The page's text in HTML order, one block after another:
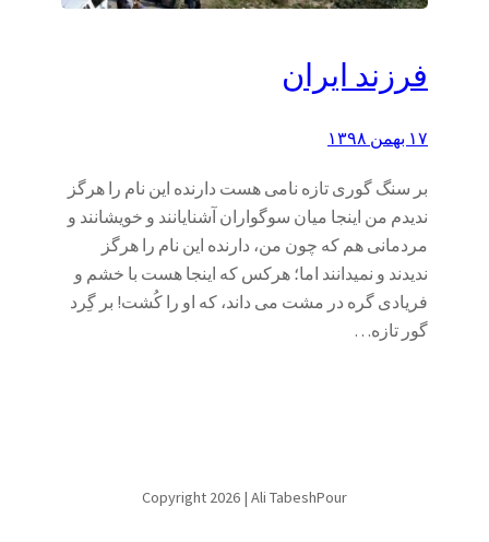
فرزند ایران
۱۷ بهمن ۱۳۹۸
بر سنگ گوری تازه نامی هست دارنده این نام را هرگز
ندیدم من اینجا میان سوگواران آشنایانند و خویشانند و
مردمانی هم که چون من، دارنده این نام را هرگز
ندیدند و نمیدانند اما؛ هرکس که اینجا هست با خشم و
فریادی گره در مشت می داند، که او را کُشت! بر گِرد
گور تازه…
Copyright 2026 | Ali TabeshPour